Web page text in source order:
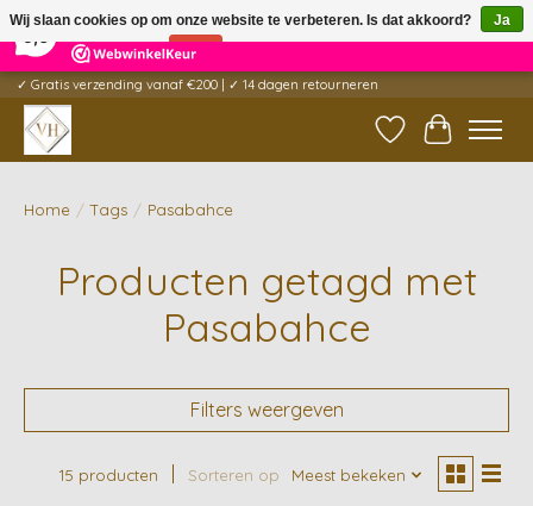
5 Reviews ×
✓ Gratis verzending vanaf €200 | ✓ 14 dagen retourneren
Verlanglijst
Home / Tags / Pasabahce
Producten getagd met
Pasabahce
Filters weergeven
15 producten Sorteren op Meest bekeken
Wij slaan cookies op om onze website te verbeteren. Is dat akkoord?
Ja
Nee